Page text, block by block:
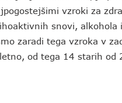
vzroki za
snovi,
zaradi tega vzroka v
od tega 14 starih